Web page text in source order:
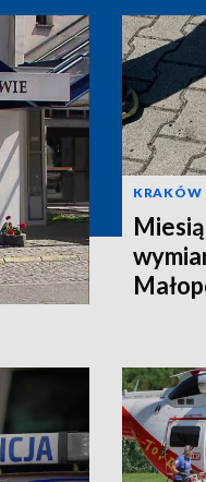
KRAKÓW